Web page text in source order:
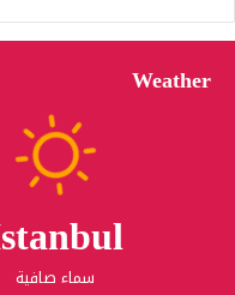
Weather
سماء صافية